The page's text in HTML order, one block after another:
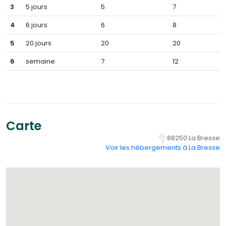
3
5 jours 5
7
4
6 jours 6
8
5
20 jours 20
20
6
semaine 7 12
Carte
88250 La Bresse
Voir les hébergements à La Bresse